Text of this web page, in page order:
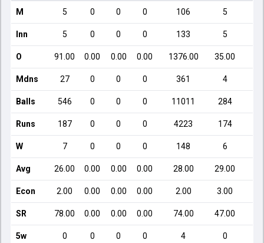
M 5 0 0 0 106 5
Inn 5 0 0 0 133 5
O 91.00 0.00 0.00 0.00 1376.00 35.00
Mdns 27 0 0 0 361 4
Balls 546 0 0 0 11011 284
Runs 187 0 0 0 4223 174
W 7 0 0 0 148 6
Avg 26.00 0.00 0.00 0.00 28.00 29.00
Econ 2.00 0.00 0.00 0.00 2.00 3.00
SR 78.00 0.00 0.00 0.00 74.00 47.00
5w 0 0 0 0 4 0